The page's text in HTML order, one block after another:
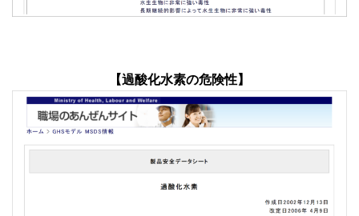
【過酸化水素の危険性】